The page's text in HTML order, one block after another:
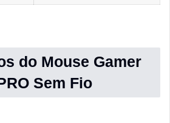
do Mouse Gamer
Sem Fio